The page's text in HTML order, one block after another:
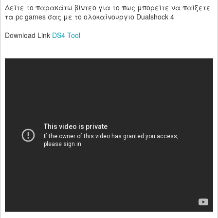
Δείτε το παρακάτω βίντεο για το πως μπορείτε να παίξετε
τα pc games σας με το ολοκαίνουργιο Dualshock 4
Download Link DS4 Tool